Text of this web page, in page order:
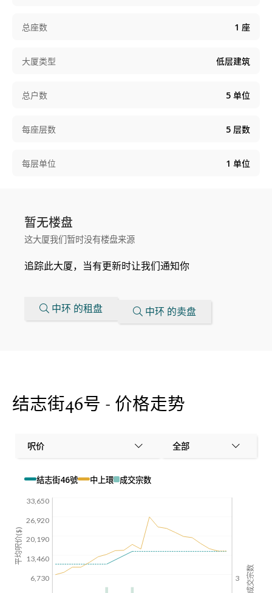
总座数 1 座
大厦类型 低层建筑
总户数 5 单位
每座层数 5 层数
每层单位 1 单位
暂无楼盘
这大厦我们暂时没有楼盘来源
追踪此大厦，当有更新时让我们通知你
中环 的租盘 中环 的卖盘
结志街46号 - 价格走势
呎价 全部
結志街46號 中上環 成交宗数
3 成交宗数
33,650
26,920
20,190
13,460
6,730
平均呎价($)